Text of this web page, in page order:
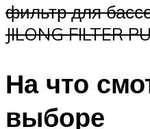
фильтр для
JILONG FILTER
На что
выборе